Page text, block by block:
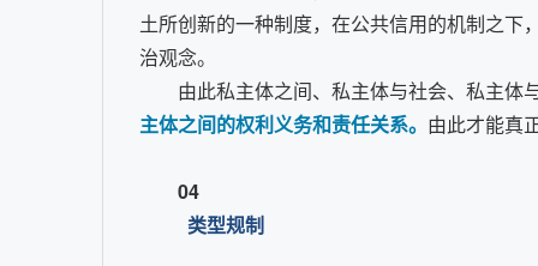
土所创新的一种制度，在公共信用的机制之
治观念。
由此私主体之间、私主体与社会、私主体
主体之间的权利义务和责任关系。 由此才能真
04
类型规制